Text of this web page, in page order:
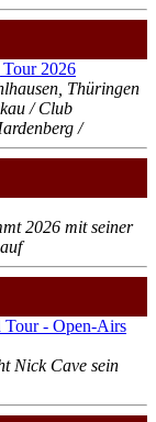
2026
Thüringen
/ Club
/
2026 mit seiner
Tour - Open-Airs
Nick Cave sein